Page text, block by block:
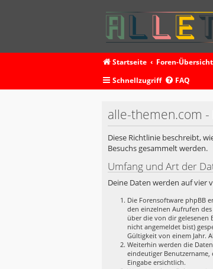
Startseite
Foren-Übersicht
Schnellzugriff
FAQ
alle-themen.com
Diese Richtlinie beschreibt,
Besuchs gesammelt werden.
Umfang und Art der
Deine Daten werden auf vier
Die Forensoftware phpBB
den einzelnen Aufrufen
über die von dir gelesenen
nicht angemeldet bist)
Gültigkeit von einem Jahr.
Weiterhin werden die
eindeutiger
Eingabe ersichtlich.